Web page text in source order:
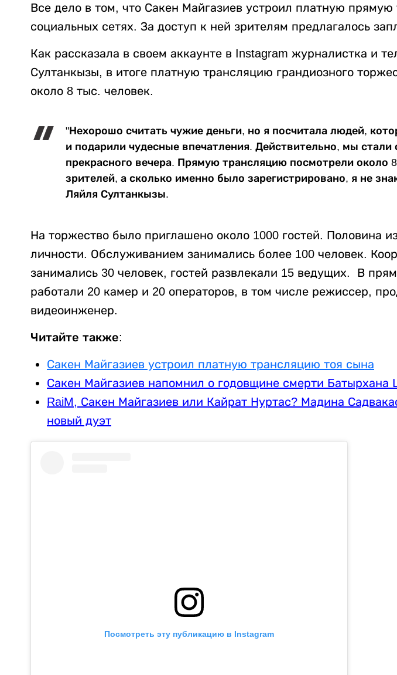
Все дело в том, что Сакен Майгазиев устроил платную прямую
социальных сетях. За доступ к ней зрителям предлагалось
Как рассказала в своем аккаунте в Instagram журналистка и
Султанкызы, в итоге платную трансляцию грандиозного
около 8 тыс. человек.
"Нехорошо считать чужие деньги, но я посчитала людей,
и подарили чудесные впечатления. Действительно, мы стали
прекрасного вечера. Прямую трансляцию посмотрели около
зрителей, а сколько именно было зарегистрировано, я не
Ляйля Султанкызы.
На торжество было приглашено около 1000 гостей. Половина
личности. Обслуживанием занимались более 100 человек.
занимались 30 человек, гостей развлекали 15 ведущих. В
работали 20 камер и 20 операторов, в том числе режиссер,
видеоинженер.
Читайте также:
Сакен Майгазиев устроил платную трансляцию тоя сына
Сакен Майгазиев напомнил о годовщине смерти Батырхана
RaiM, Сакен Майгазиев или Кайрат Нуртас? Мадина
новый дуэт
Посмотреть эту публикацию в Instagram